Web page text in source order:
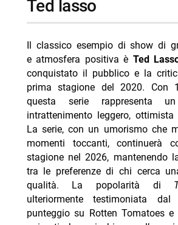
ted lasso
Il classico esempio di show di
e atmosfera positiva è Ted
conquistato il pubblico e la
prima stagione del 2020. Con
questa serie rappresenta
intrattenimento leggero, ottimista
La serie, con un umorismo che
momenti toccanti, continuerà
stagione nel 2026, mantenendo
tra le preferenze di chi cerca
qualità. La popolarità di
ulteriormente testimoniata
punteggio su Rotten Tomatoes